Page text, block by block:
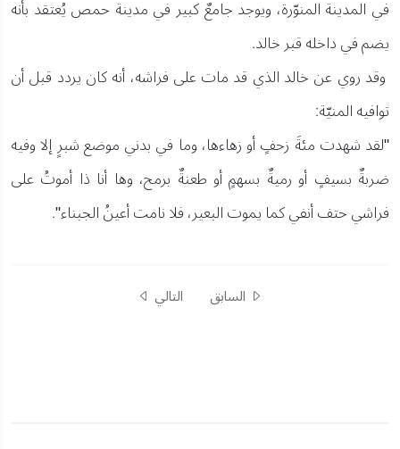
في المدينة المنوّرة، ويوجد جامعٌ كبير في مدينة حمص يُعتقد بأنه
يضم في داخله قبر خالد.
وقد روي عن خالد الذي قد مات على فراشه، أنه كان يردد قبل أن
توافيه المنيّة:
"لقد شهدت مئةَ زحفٍ أو زهاءها، وما في بدني موضع شبرٍ إلا وفيه
ضربةٌ بسيفٍ أو رميةٌ بسهمٍ أو طعنةٌ برمح، وها أنا ذا أموتُ على
فراشي حتف أنفي كما يموت البعير، فلا نامت أعينُ الجبناء".
السابق التالي